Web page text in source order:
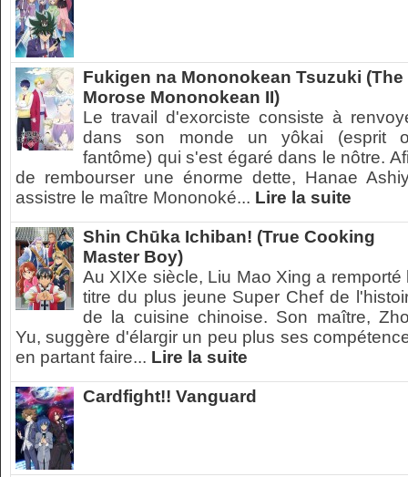
Fukigen na Mononokean Tsuzuki (The
Morose Mononokean II)
Le travail d'exorciste consiste à
dans son monde un yôkai (esprit
fantôme) qui s'est égaré dans le nôtre.
de rembourser une énorme dette, Hanae
assistre le maître Mononoké... Lire la suite
Shin Chūka Ichiban! (True Cooking
Master Boy)
Au XIXe siècle, Liu Mao Xing a remporté
titre du plus jeune Super Chef de
de la cuisine chinoise. Son maître,
Yu, suggère d'élargir un peu plus ses
en partant faire... Lire la suite
Cardfight!! Vanguard